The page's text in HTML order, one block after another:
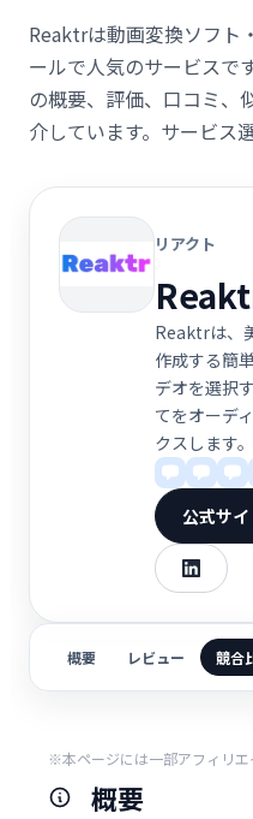
Reaktrは動画変換ソフト
ールで人気のサービスで
の概要、評価、口コミ、
介しています。サービス
リアクト
Reaktrは、
作成する簡
デオを選択
てをオーデ
クスします。
公式サイ
概要 レビュー 競合
※本ページには一部アフィリエ
概要